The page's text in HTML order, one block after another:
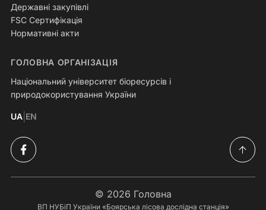
Державні закупівлі
FSC Сертифікація
Нормативні акти
ГОЛОВНА ОРГАНІЗАЦІЯ
Національний університет біоресурсів і
природокористування України
UA EN
© 2026 Головна
ВП НУБіП України «Боярська лісова дослідна станція»